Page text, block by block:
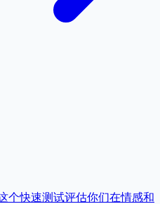
个快速测试评估你们在情感和